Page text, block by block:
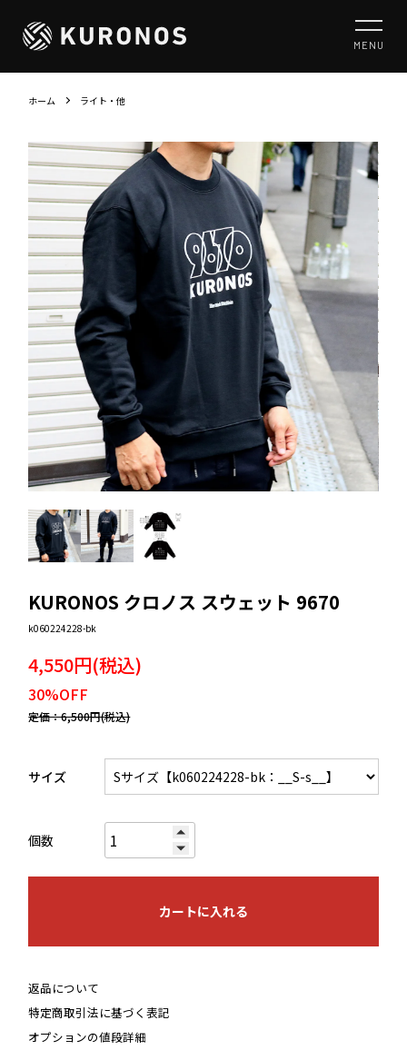
MENU
ホーム ライト・他
KURONOS クロノス スウェット 9670
k060224228-bk
4,550円(税込)
30%OFF
定価：6,500円(税込)
サイズ
個数
カートに入れる
返品について
特定商取引法に基づく表記
オプションの値段詳細